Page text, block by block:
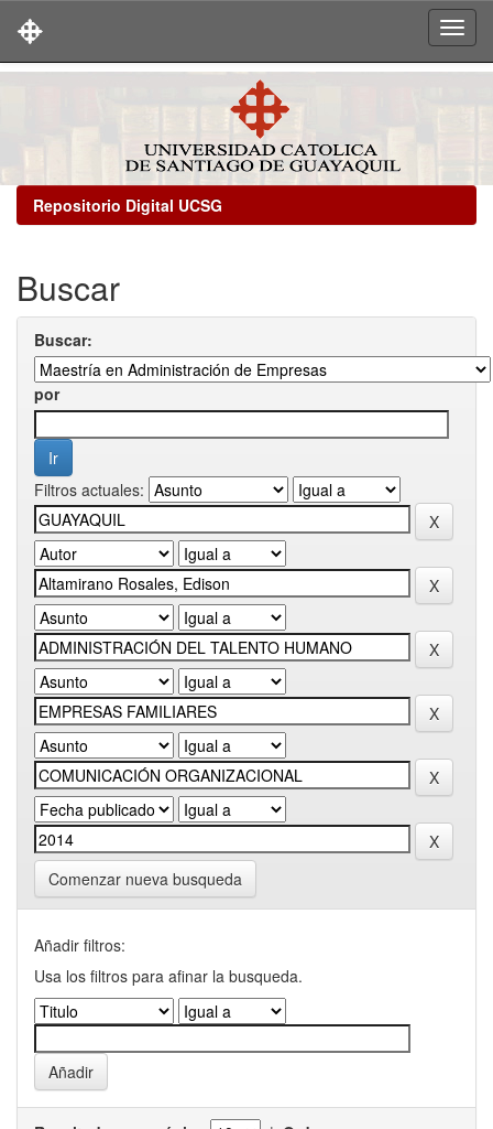
Repositorio Digital UCSG
Buscar
Buscar:
por
Filtros actuales:
Comenzar nueva busqueda
Añadir filtros:
Usa los filtros para afinar la busqueda.